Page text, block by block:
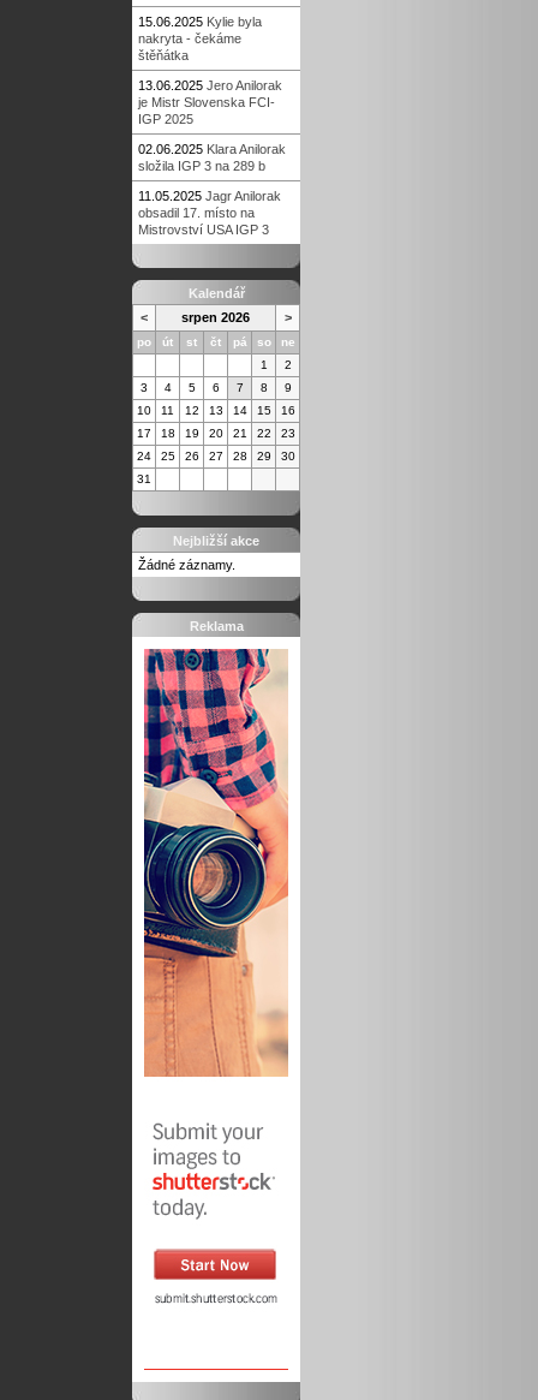
15.06.2025 Kylie byla
nakryta - čekáme
štěňátka
13.06.2025 Jero Anilorak
je Mistr Slovenska FCI-
IGP 2025
02.06.2025 Klara Anilorak
složila IGP 3 na 289 b
11.05.2025 Jagr Anilorak
obsadil 17. místo na
Mistrovství USA IGP 3
Kalendář
<
srpen 2026 >
po út st čt pá so
ne
1
2
3
4 5 6 7 8
9
10
11 12 13 14 15
16
17
18 19 20 21 22
23
24
25 26 27 28 29
30
31
Nejbližší akce
Žádné záznamy.
Reklama